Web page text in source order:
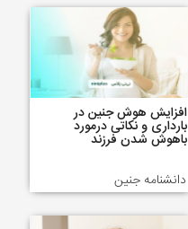
افزایش هوش جنین در
بارداری و نکاتی درمورد
باهوش شدن فرزند
دانشنامه جنین